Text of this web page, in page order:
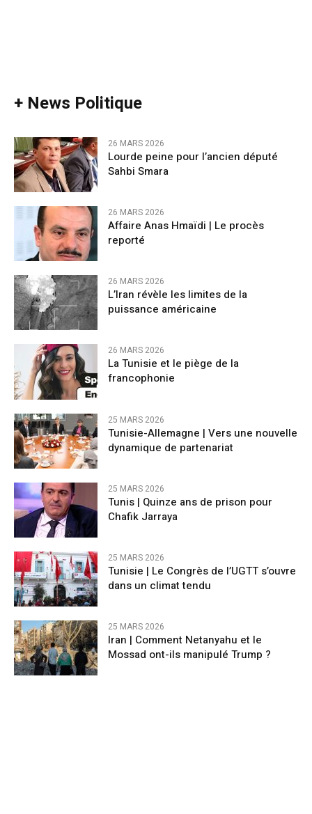
+ News Politique
26 MARS 2026
Lourde peine pour l’ancien député
Sahbi Smara
26 MARS 2026
Affaire Anas Hmaïdi | Le procès
reporté
26 MARS 2026
L’Iran révèle les limites de la
puissance américaine
26 MARS 2026
La Tunisie et le piège de la
francophonie
25 MARS 2026
Tunisie-Allemagne | Vers une nouvelle
dynamique de partenariat
25 MARS 2026
Tunis | Quinze ans de prison pour
Chafik Jarraya
25 MARS 2026
Tunisie | Le Congrès de l’UGTT s’ouvre
dans un climat tendu
25 MARS 2026
Iran | Comment Netanyahu et le
Mossad ont-ils manipulé Trump ?